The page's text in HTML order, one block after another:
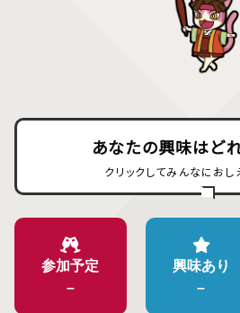
あなたの興味はどれ
クリックしてみんなにおし
参加予定
–
興味あり
–